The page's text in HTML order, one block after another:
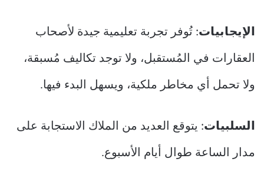
الإيجابيات: تُوفر تجربة تعليمية جيدة لأصحاب
العقارات في المُستقبل، ولا توجد تكاليف مُسبقة،
ولا تحمل أي مخاطر ملكية، ويسهل البدء فيها.
السلبيات: يتوقع العديد من الملاك الاستجابة على
مدار الساعة طوال أيام الأسبوع.